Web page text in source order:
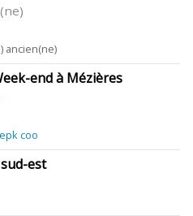
ancien(ne)
end à Mézières
coo
est